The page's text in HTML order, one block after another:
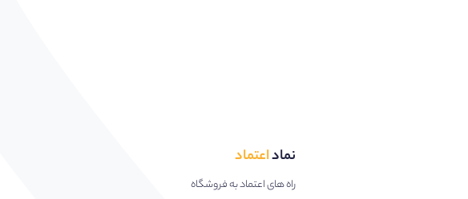
نماداعتماد
راه های اعتماد به فروشگاه